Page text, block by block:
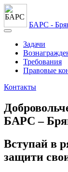
БАРС -
Задачи
Требования
Правовые
Контакты
БАРС –
Вступай в
защити